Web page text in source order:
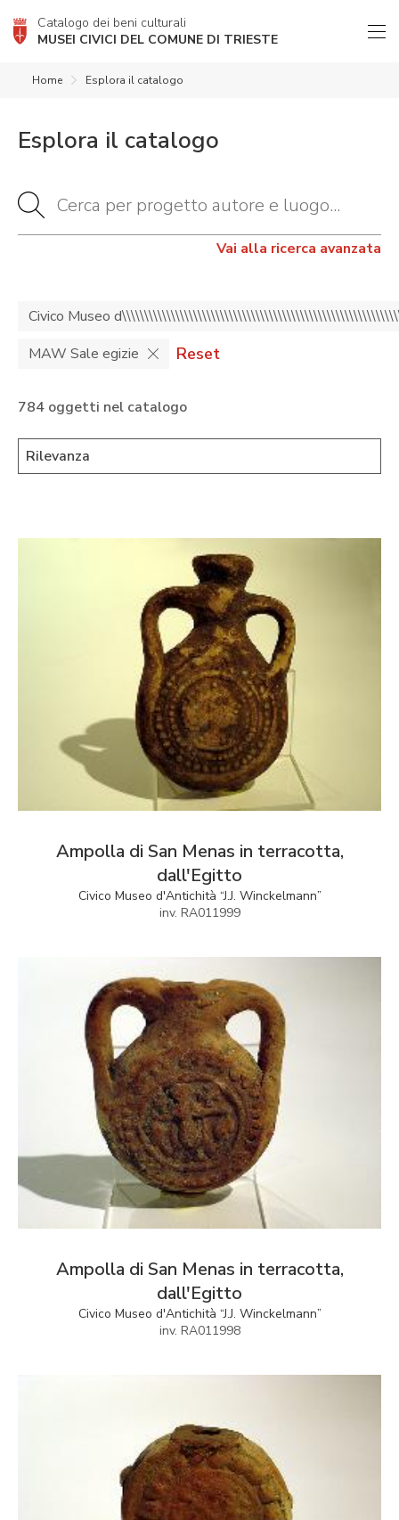
Catalogo dei beni culturali
MUSEI CIVICI DEL COMUNE DI TRIESTE
Home Esplora il catalogo
Esplora il catalogo
Vai alla ricerca avanzata
Civico Museo
MAW Sale egizie
Reset
784 oggetti nel catalogo
Ampolla di San Menas in terracotta,
dall'Egitto
Civico Museo d'Antichità “J.J. Winckelmann”
inv. RA011999
Ampolla di San Menas in terracotta,
dall'Egitto
Civico Museo d'Antichità “J.J. Winckelmann”
inv. RA011998